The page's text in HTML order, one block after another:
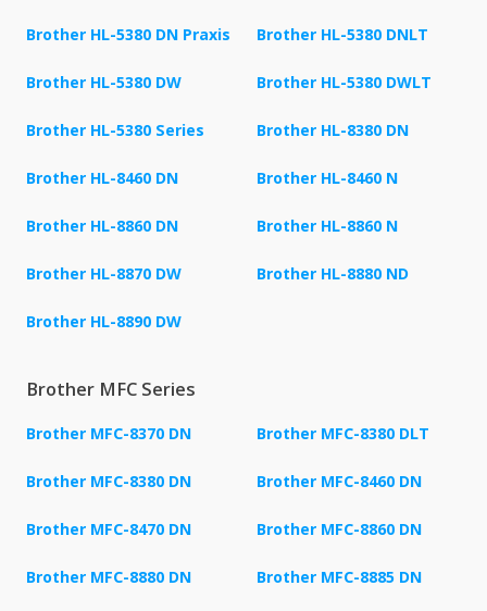
Brother HL-5380 DN Praxis Brother HL-5380 DNLT
Brother HL-5380 DW Brother HL-5380 DWLT
Brother HL-5380 Series Brother HL-8380 DN
Brother HL-8460 DN Brother HL-8460 N
Brother HL-8860 DN Brother HL-8860 N
Brother HL-8870 DW Brother HL-8880 ND
Brother HL-8890 DW
Brother MFC Series
Brother MFC-8370 DN Brother MFC-8380 DLT
Brother MFC-8380 DN Brother MFC-8460 DN
Brother MFC-8470 DN Brother MFC-8860 DN
Brother MFC-8880 DN Brother MFC-8885 DN